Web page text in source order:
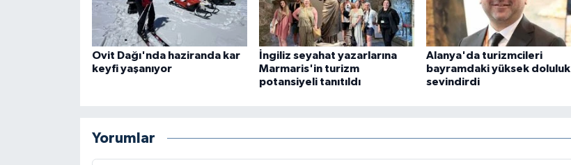
Ovit Dağı'nda haziranda kar
keyfi yaşanıyor
İngiliz seyahat yazarlarına
Marmaris'in turizm
potansiyeli tanıtıldı
Alanya'da turizmcileri
bayramdaki yüksek doluluk
sevindirdi
Yorumlar